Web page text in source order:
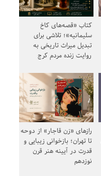
کتاب «قصه‌های کاخ
سلیمانیه»؛ تلاشی برای
تبدیل میراث تاریخی به
روایت زنده مردم کرج
رازهای «زن قاجار» از دوحه
تا تهران؛ بازخوانی زیبایی و
قدرت در آیینه هنر قرن
نوزدهم